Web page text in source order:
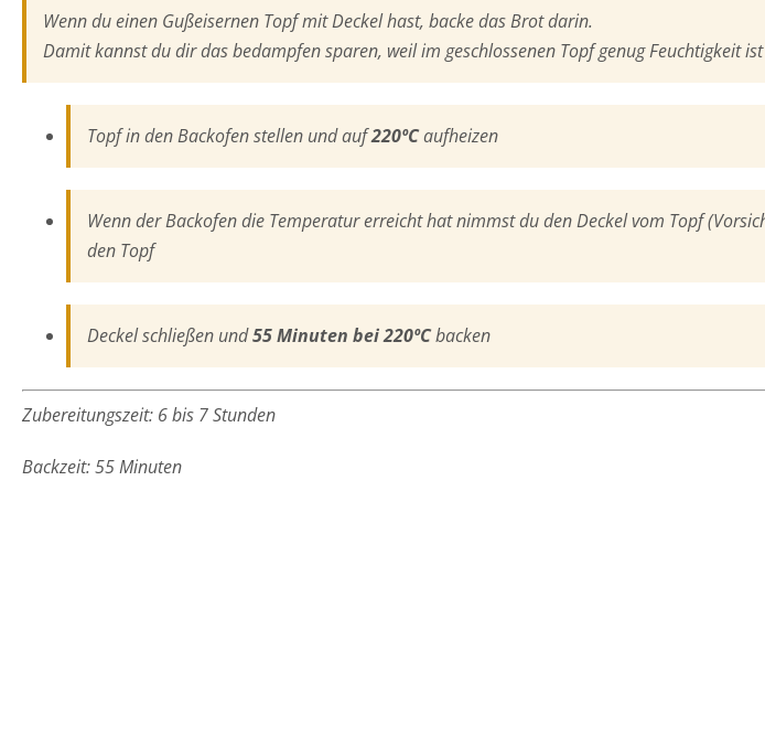
Wenn du einen Gußeisernen Topf mit Deckel hast, backe das Brot darin.
Damit kannst du dir das bedampfen sparen, weil im geschlossenen Topf genug Feuchtigkeit
Topf in den Backofen stellen und auf220ºCaufheizen
Wenn der Backofen die Temperatur erreicht hat nimmst du den Deckel vom Topf
den Topf
Deckel schließen und55 Minuten bei 220ºCbacken
Zubereitungszeit: 6 bis 7 Stunden
Backzeit: 55 Minuten